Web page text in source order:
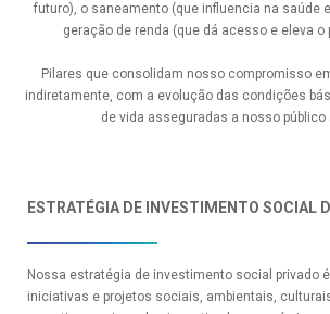
futuro), o saneamento (que influencia na saúde
geração de renda (que dá acesso e eleva o
Pilares que consolidam nosso compromisso
indiretamente, com a evolução das condições
de vida asseguradas a nosso público
ESTRATÉGIA DE INVESTIMENTO SOCIAL
Nossa estratégia de investimento social privado
iniciativas e projetos sociais, ambientais,